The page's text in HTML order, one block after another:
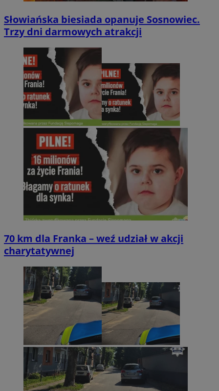
Słowiańska biesiada opanuje Sosnowiec.
Trzy dni darmowych atrakcji
70 km dla Franka – weź udział w akcji
charytatywnej